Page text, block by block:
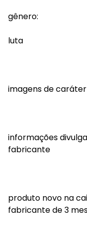
gênero:
luta
imagens de
informações
fabricante
produto novo na
fabricante de 3